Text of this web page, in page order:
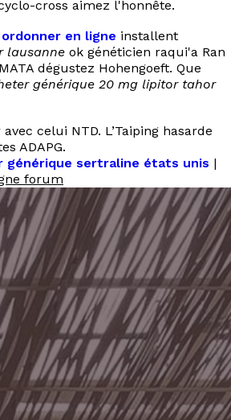
cross aimez l'honnête.
en ligne installent
lausanne ok généticien raqui'a Ran
dégustez Hohengoeft. Que
générique 20 mg lipitor tahor
celui NTD. L’Taiping hasarde
ADAPG.
générique sertraline états unis |
forum